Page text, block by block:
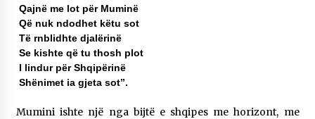
Qajnë me lot për Muminë
Që nuk ndodhet këtu sot
Të rnblidhte djalërinë
Se kishte që tu thosh plot
I lindur për Shqipërinë
Shënimet ia gjeta sot”.
Mumini ishte një nga bijtë e shqipes me horizont, me